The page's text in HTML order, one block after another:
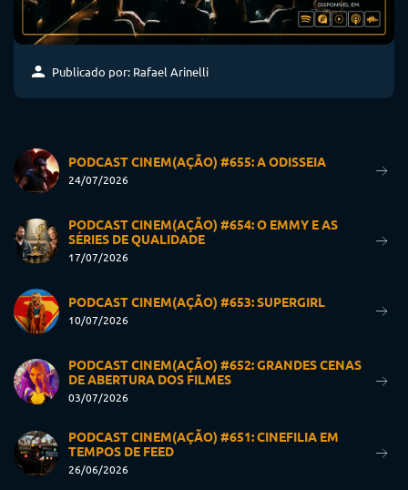
Publicado por: Rafael Arinelli
PODCAST CINEM(AÇÃO) #655: A ODISSEIA
24/07/2026
PODCAST CINEM(AÇÃO) #654: O EMMY E AS
SÉRIES DE QUALIDADE
17/07/2026
PODCAST CINEM(AÇÃO) #653: SUPERGIRL
10/07/2026
PODCAST CINEM(AÇÃO) #652: GRANDES CENAS
DE ABERTURA DOS FILMES
03/07/2026
PODCAST CINEM(AÇÃO) #651: CINEFILIA EM
TEMPOS DE FEED
26/06/2026